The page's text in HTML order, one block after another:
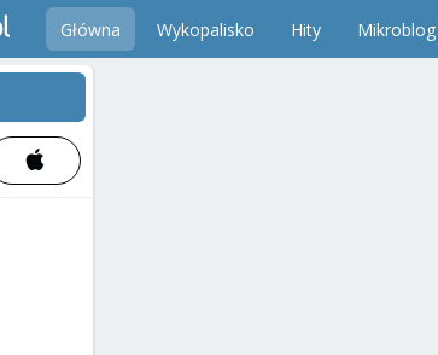
Główna Wykopalisko Hity Mikroblog